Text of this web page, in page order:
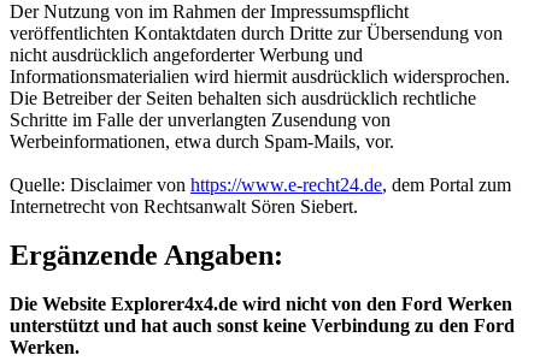
Der Nutzung von im Rahmen der Impressumspflicht
veröffentlichten Kontaktdaten durch Dritte zur Übersendung von
nicht ausdrücklich angeforderter Werbung und
Informationsmaterialien wird hiermit ausdrücklich widersprochen.
Die Betreiber der Seiten behalten sich ausdrücklich rechtliche
Schritte im Falle der unverlangten Zusendung von
Werbeinformationen, etwa durch Spam-Mails, vor.
Quelle: Disclaimer von https://www.e-recht24.de, dem Portal zum
Internetrecht von Rechtsanwalt Sören Siebert.
Ergänzende Angaben:
Die Website Explorer4x4.de wird nicht von den Ford Werken
unterstützt und hat auch sonst keine Verbindung zu den Ford
Werken.